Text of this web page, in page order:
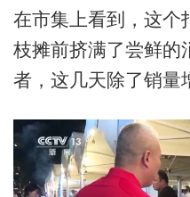
在市集上看到，这个
枝摊前挤满了尝鲜的
者，这几天除了销量